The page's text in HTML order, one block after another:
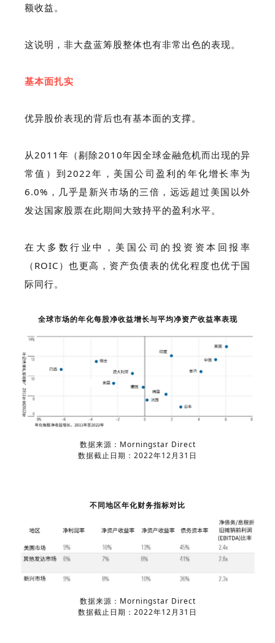
额收益。
这说明，非大盘蓝筹股整体也有非常出色的表现。
基本面扎实
优异股价表现的背后也有基本面的支撑。
从2011年（剔除2010年因全球金融危机而出现的异
常值）到2022年，美国公司盈利的年化增长率为
6.0%，几乎是新兴市场的三倍，远远超过美国以外
发达国家股票在此期间大致持平的盈利水平。
在大多数行业中，美国公司的投资资本回报率
（ROIC）也更高，资产负债表的优化程度也优于国
际同行。
全球市场的年化每股净收益增长与平均净资产收益率表现
数据来源：Morningstar Direct
数据截止日期：2022年12月31日
不同地区年化财务指标对比
数据来源：Morningstar Direct
数据截止日期：2022年12月31日